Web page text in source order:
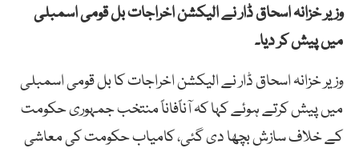
وزیر خزانہ اسحاق ڈار نے الیکشن اخراجات بل قومی اسمبلی
میں پیش کر دیا۔
وزیر خزانہ اسحاق ڈار نے الیکشن اخراجات کا بل قومی اسمبلی
میں پیش کرتے ہوئے کہا کہ آناًفاناً منتخب جمہوری حکومت
کے خلاف سازش بچھا دی گئی، کامیاب حکومت کی معاشی